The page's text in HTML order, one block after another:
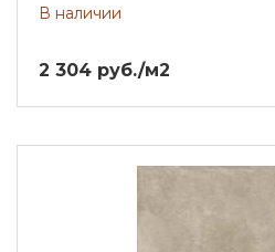
В наличии
2 304 руб./м2